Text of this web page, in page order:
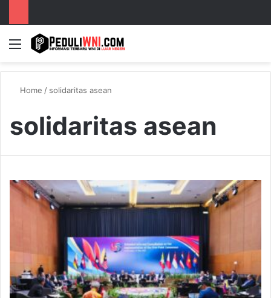
Menu
Home / solidaritas asean
solidaritas asean